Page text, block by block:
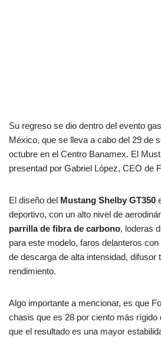
Su regreso se dio dentro del evento
México, que se lleva a cabo del 29 de
octubre en el Centro Banamex. El
presentad por Gabriel López, CEO de
El diseño del Mustang Shelby GT350
deportivo, con un alto nivel de
parrilla de fibra de carbono, loderas
para este modelo, faros delanteros
de descarga de alta intensidad, difusor
rendimiento.
Algo importante a mencionar, es que
chasis que es 28 por ciento más rígido
que el resultado es una mayor